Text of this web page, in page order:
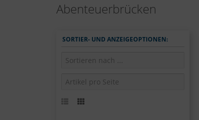
Abenteuerbrücken
SORTIER- UND ANZEIGEOPTIONEN: